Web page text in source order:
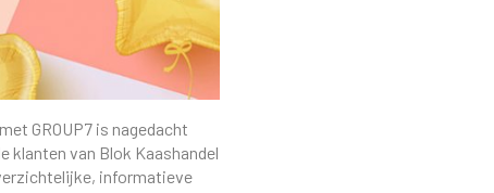
GROUP7 is nagedacht
klanten van Blok Kaashandel
informatieve